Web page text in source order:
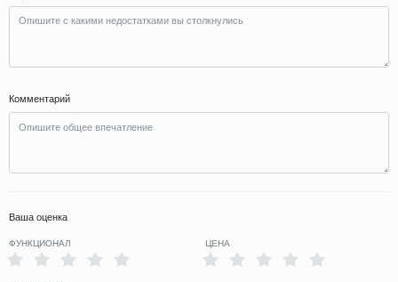
Комментарий
Ваша оценка
ФУНКЦИОНАЛ ЦЕНА